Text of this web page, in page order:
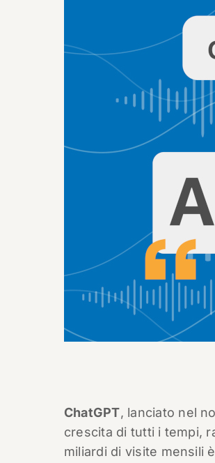
ChatGPT, lanciato nel
crescita di tutti i tempi,
miliardi di visite mensili